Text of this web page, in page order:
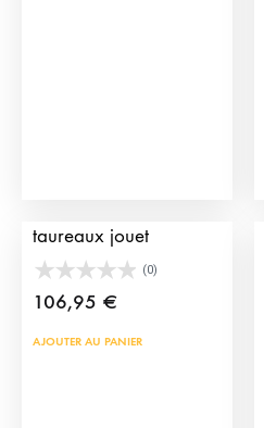
taureaux jouet
(0)
106,95 €
AJOUTER AU PANIER